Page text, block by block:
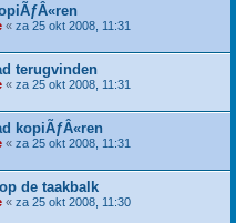
« za 25 okt 2008, 11:31
terugvinden
« za 25 okt 2008, 11:31
kopiÃƒÂ«ren
« za 25 okt 2008, 11:31
de taakbalk
« za 25 okt 2008, 11:30